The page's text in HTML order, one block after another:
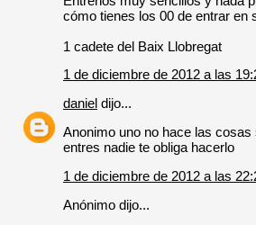
cómo tienes los 00 de entrar en
1 cadete del Baix Llobregat
1 de diciembre de 2012 a las
daniel dijo...
Anonimo uno no hace las
entres nadie te obliga hacerlo
1 de diciembre de 2012 a las
Anónimo dijo...